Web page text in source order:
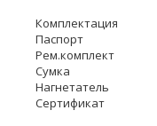
Комплектация
Паспорт
Рем.комплект
Сумка
Нагнетатель
Сертификат